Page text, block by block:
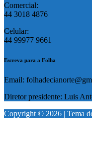
Comercial:
44 3018 4876
Celular:
44 99977 9661
Escreva para a Folha
Email:
Diretor presidente: Luis
Copyright © 2026 | Tema